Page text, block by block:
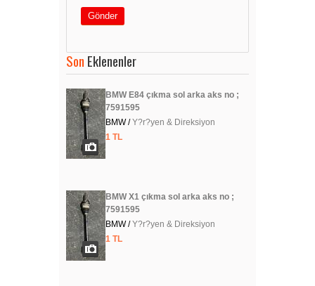
Gönder
Son Eklenenler
BMW E84 çıkma sol arka aks no ;
7591595
BMW /Y?r?yen & Direksiyon
1 TL
BMW X1 çıkma sol arka aks no ;
7591595
BMW /Y?r?yen & Direksiyon
1 TL